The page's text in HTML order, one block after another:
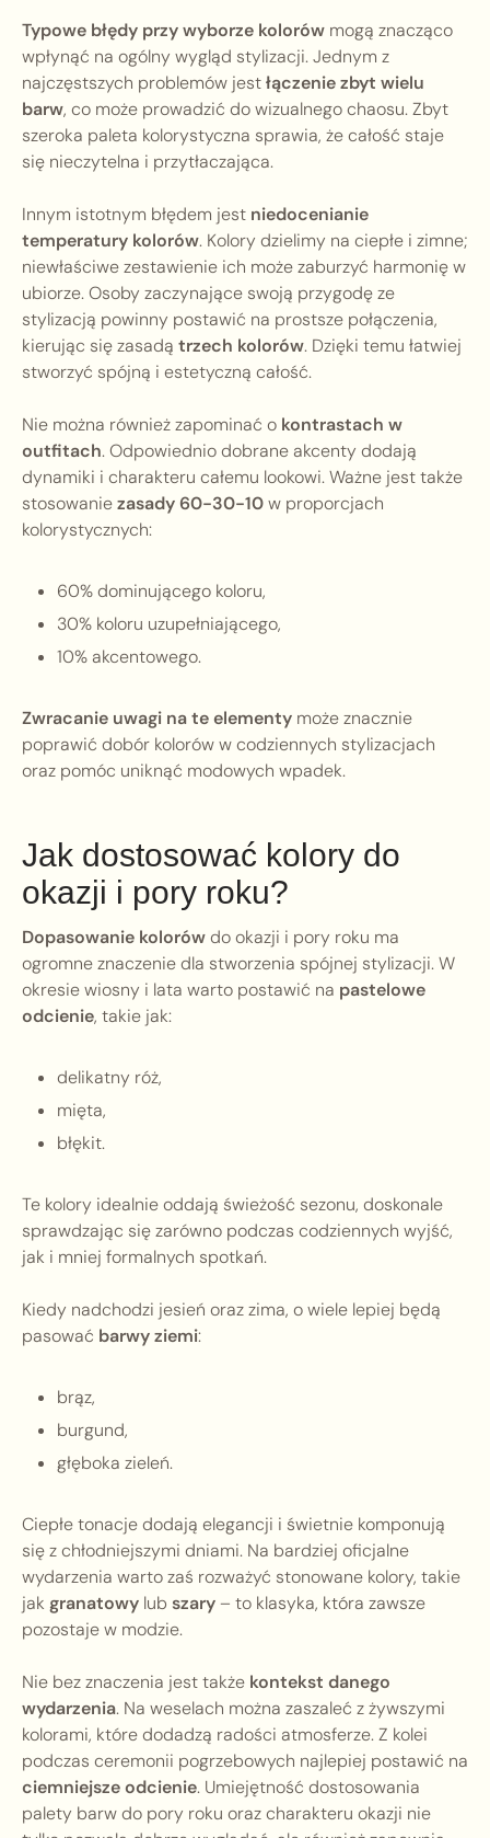
Typowe błędy przy wyborze kolorów mogą znacząco
wpłynąć na ogólny wygląd stylizacji. Jednym z
najczęstszych problemów jestłączenie zbyt wielu
barw, co może prowadzić do wizualnego chaosu. Zbyt
szeroka paleta kolorystyczna sprawia, że całość staje
się nieczytelna i przytłaczająca.
Innym istotnym błędem jest niedocenianie
temperatury kolorów. Kolory dzielimy na ciepłe i zimne;
niewłaściwe zestawienie ich może zaburzyć harmonię w
ubiorze. Osoby zaczynające swoją przygodę ze
stylizacją powinny postawić na prostsze połączenia,
kierując się zasadą trzech kolorów. Dzięki temu łatwiej
stworzyć spójną i estetyczną całość.
Nie można również zapominać o kontrastach w
outfitach. Odpowiednio dobrane akcenty dodają
dynamiki i charakteru całemu lookowi. Ważne jest także
stosowaniezasady 60-30-10w proporcjach
kolorystycznych:
60% dominującego koloru,
30% koloru uzupełniającego,
10% akcentowego.
Zwracanie uwagi na te elementy może znacznie
poprawić dobór kolorów w codziennych stylizacjach
oraz pomóc uniknąć modowych wpadek.
Jak dostosować kolory do
okazji i pory roku?
Dopasowanie kolorówdo okazji i pory roku ma
ogromne znaczenie dla stworzenia spójnej stylizacji. W
okresie wiosny i lata warto postawić na pastelowe
odcienie, takie jak:
delikatny róż,
mięta,
błękit.
Te kolory idealnie oddają świeżość sezonu, doskonale
sprawdzając się zarówno podczas codziennych wyjść,
jak i mniej formalnych spotkań.
Kiedy nadchodzi jesień oraz zima, o wiele lepiej będą
pasować barwy ziemi:
brąz,
burgund,
głęboka zieleń.
Ciepłe tonacje dodają elegancji i świetnie komponują
się z chłodniejszymi dniami. Na bardziej oficjalne
wydarzenia warto zaś rozważyć stonowane kolory, takie
jak granatowy lub szary– to klasyka, która zawsze
pozostaje w modzie.
Nie bez znaczenia jest także kontekst danego
wydarzenia. Na weselach można zaszaleć z żywszymi
kolorami, które dodadzą radości atmosferze. Z kolei
podczas ceremonii pogrzebowych najlepiej postawić na
ciemniejsze odcienie. Umiejętność dostosowania
palety barw do pory roku oraz charakteru okazji nie